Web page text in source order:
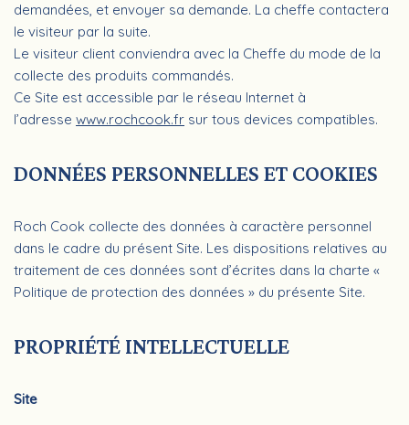
demandées, et envoyer sa demande. La cheffe contactera
le visiteur par la suite.
Le visiteur client conviendra avec la Cheffe du mode de la
collecte des produits commandés.
Ce Site est accessible par le réseau Internet à
l’adresse www.rochcook.fr sur tous devices compatibles.
DONNÉES PERSONNELLES ET COOKIES
Roch Cook collecte des données à caractère personnel
dans le cadre du présent Site. Les dispositions relatives au
traitement de ces données sont d’écrites dans la charte «
Politique de protection des données » du présente Site.
PROPRIÉTÉ INTELLECTUELLE
Site